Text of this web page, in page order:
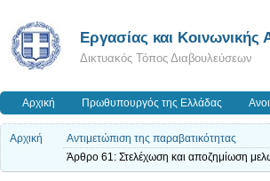
Εργασίας και Κοινωνικής
Δικτυακός Τόπος Διαβουλεύσεων
Αρχική Πρωθυπουργός της Ελλάδας
Αρχική
Αντιμετώπιση της παραβατικότητας
Άρθρο 61: Στελέχωση και αποζημίωση